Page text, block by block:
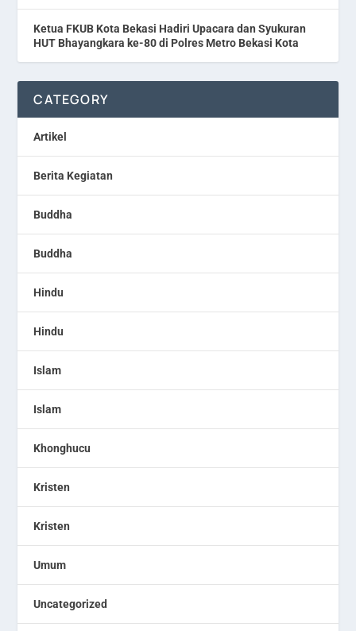
Ketua FKUB Kota Bekasi Hadiri Upacara dan Syukuran
HUT Bhayangkara ke-80 di Polres Metro Bekasi Kota
CATEGORY
Artikel
Berita Kegiatan
Buddha
Buddha
Hindu
Hindu
Islam
Islam
Khonghucu
Kristen
Kristen
Umum
Uncategorized